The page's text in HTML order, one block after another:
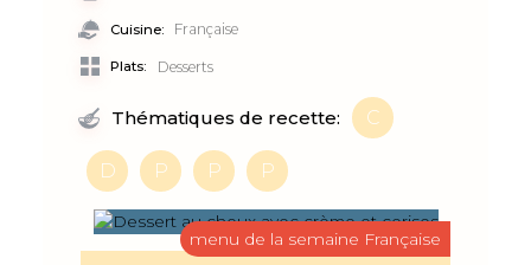
Cuisine: Française
Plats: Desserts
Thématiques de recette: C
D P P P
menu de la semaine Française